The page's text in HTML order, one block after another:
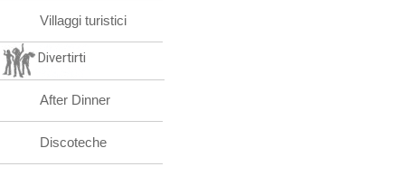
Villaggi turistici
Divertirti
After Dinner
Discoteche